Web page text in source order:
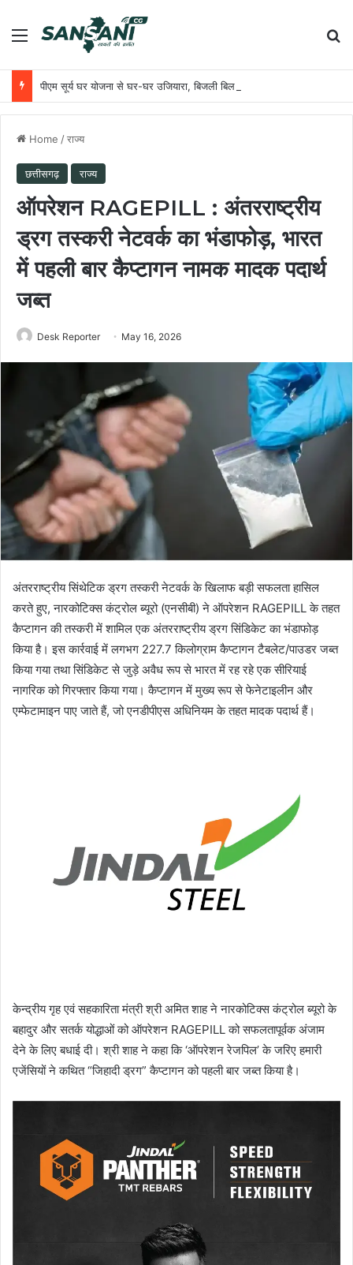
Menu
Home /राज्य
छत्तीसगढ़ राज्य
ऑपरेशन RAGEPILL : अंतरराष्ट्रीय
ड्रग तस्करी नेटवर्क का भंडाफोड़, भारत
में पहली बार कैप्टागन नामक मादक पदार्थ
जब्त
Desk Reporter May 16, 2026
अंतरराष्ट्रीय सिंथेटिक ड्रग तस्करी नेटवर्क के खिलाफ बड़ी सफलता हासिल
करते हुए, नारकोटिक्स कंट्रोल ब्यूरो (एनसीबी) ने ऑपरेशन RAGEPILL के तहत
कैप्टागन की तस्करी में शामिल एक अंतरराष्ट्रीय ड्रग सिंडिकेट का भंडाफोड़
किया है। इस कार्रवाई में लगभग 227.7 किलोग्राम कैप्टागन टैबलेट/पाउडर जब्त
किया गया तथा सिंडिकेट से जुड़े अवैध रूप से भारत में रह रहे एक सीरियाई
नागरिक को गिरफ्तार किया गया। कैप्टागन में मुख्य रूप से फेनेटाइलीन और
एम्फेटामाइन पाए जाते हैं, जो एनडीपीएस अधिनियम के तहत मादक पदार्थ हैं।
केन्द्रीय गृह एवं सहकारिता मंत्री श्री अमित शाह ने नारकोटिक्स कंट्रोल ब्यूरो के
बहादुर और सतर्क योद्धाओं को ऑपरेशन RAGEPILL को सफलतापूर्वक अंजाम
देने के लिए बधाई दी। श्री शाह ने कहा कि ‘ऑपरेशन रेजपिल’ के जरिए हमारी
एजेंसियों ने कथित “जिहादी ड्रग” कैप्टागन को पहली बार जब्त किया है।